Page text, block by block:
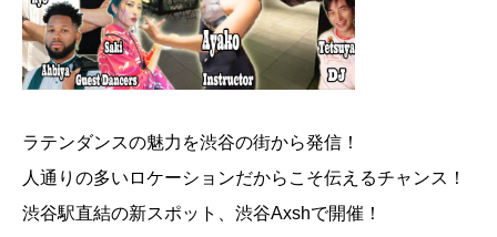
ラテンダンスの魅力を渋谷の街から発信！
人通りの多いロケーションだからこそ伝えるチャンス！
渋谷駅直結の新スポット、渋谷Axshで開催！